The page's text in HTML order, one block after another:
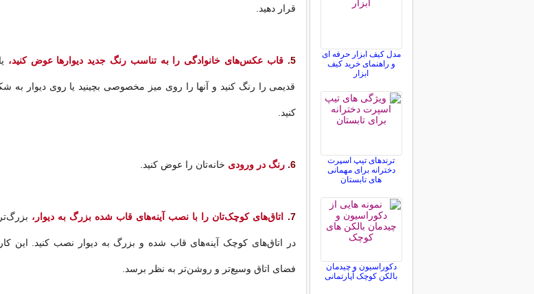
قرار دهید.
5. قاب عکس‌های خانوادگی را به تناسب رنگ جدید دیوارها عوض کنید،
قدیمی را رنگ کنید و آنها را روی میز مخصوصی بچینید یا روی دیوار به
کنید.
6. رنگ در ورودی خانه‌تان را عوض کنید.
7. اتاق‌های کوچک‌تان را با نصب آینه‌های قاب شده بزرگ به دیوار، بزرگ‌تر
در اتاق‌های کوچک آینه‌های قاب شده و بزرگ به دیوار نصب کنید. این
فضای اتاق وسیع‌تر و روشن‌تر به نظر برسد.
مدل کیف ابزار حرفه ای
و راهنمای خرید کیف
ابزار
ترندهای تیپ اسپرت
دخترانه برای مهمانی
های تابستان
دکوراسیون و چیدمان
بالکن کوچک آپارتمانی